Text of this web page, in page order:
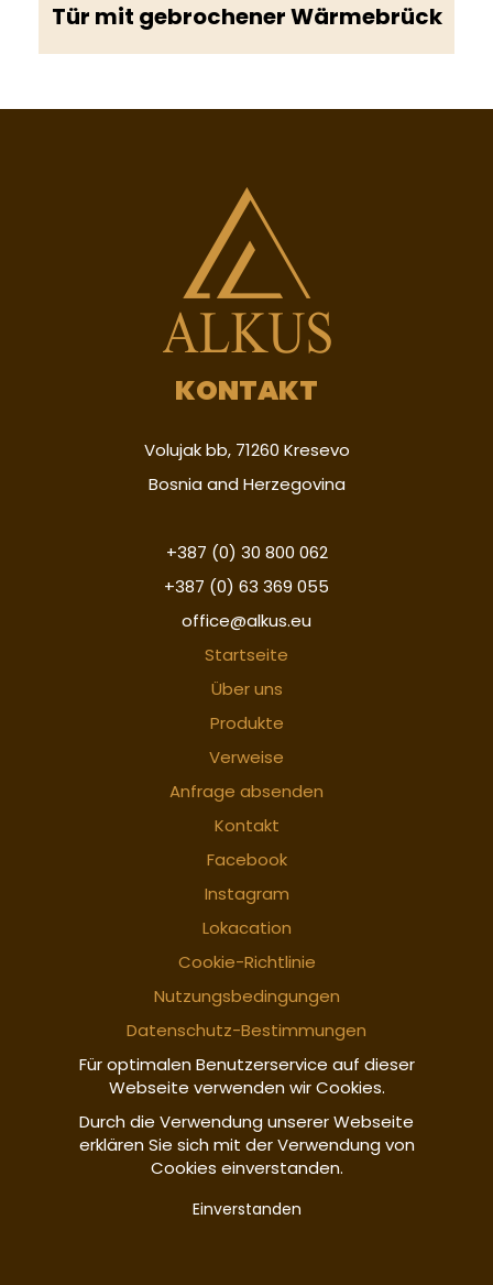
Tür mit gebrochener Wärmebrück
KONTAKT
Volujak bb, 71260 Kresevo
Bosnia and Herzegovina
+387 (0) 30 800 062
+387 (0) 63 369 055
office@alkus.eu
Startseite
Über uns
Produkte
Verweise
Anfrage absenden
Kontakt
Facebook
Instagram
Lokacation
Cookie-Richtlinie
Nutzungsbedingungen
Datenschutz-Bestimmungen
Für optimalen Benutzerservice auf dieser
Webseite verwenden wir Cookies.
Durch die Verwendung unserer Webseite
erklären Sie sich mit der Verwendung von
Cookies einverstanden.
Einverstanden